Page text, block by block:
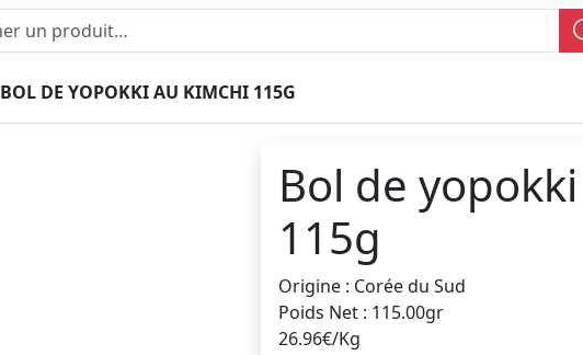
BOL DE YOPOKKI AU KIMCHI 115G
Bol de
115g
Origine : Corée du Sud
Poids Net : 115.00gr
26.96€/Kg